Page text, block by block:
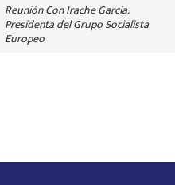
Reunión Con Irache García.
Presidenta del Grupo Socialista
Europeo